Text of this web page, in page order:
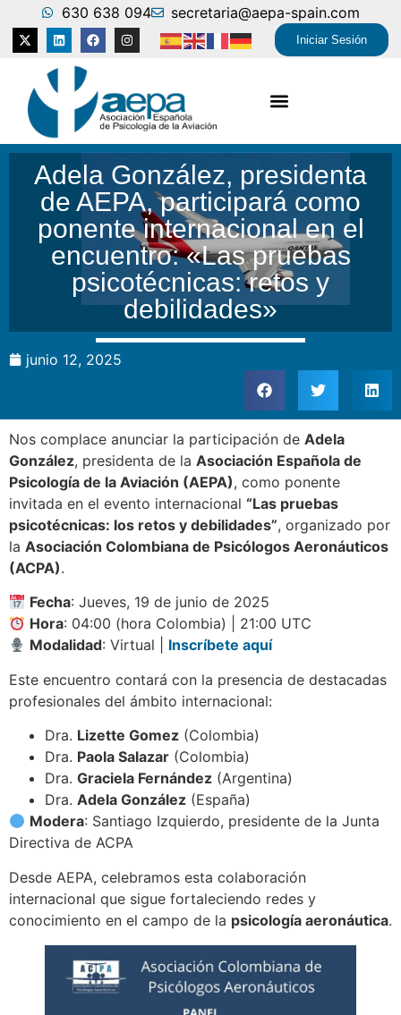
Iniciar Sesión
630 638 094 secretaria@aepa-spain.com
Adela González, presidenta
de AEPA, participará como
ponente internacional en el
encuentro: «Las pruebas
psicotécnicas: retos y
debilidades»
junio 12, 2025
Nos complace anunciar la participación de Adela
González, presidenta de la Asociación Española de
Psicología de la Aviación (AEPA), como ponente
invitada en el evento internacional “Las pruebas
psicotécnicas: los retos y debilidades”, organizado por
la Asociación Colombiana de Psicólogos Aeronáuticos
(ACPA).
Fecha: Jueves, 19 de junio de 2025
Hora: 04:00 (hora Colombia) | 21:00 UTC
Modalidad: Virtual | Inscríbete aquí
Este encuentro contará con la presencia de destacadas
profesionales del ámbito internacional:
Dra. Lizette Gomez (Colombia)
Dra. Paola Salazar (Colombia)
Dra. Graciela Fernández (Argentina)
Dra. Adela González (España)
Modera: Santiago Izquierdo, presidente de la Junta
Directiva de ACPA
Desde AEPA, celebramos esta colaboración
internacional que sigue fortaleciendo redes y
conocimiento en el campo de la psicología aeronáutica.